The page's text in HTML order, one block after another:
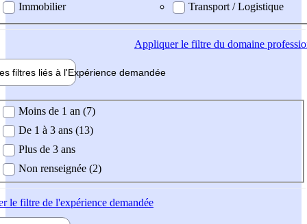
Immobilier
Transport / Logistique
Appliquerle filtre du domaine
filtres liés à l'Expérience demandée
demandée
Moins de 1 an (7)
De 1 à 3 ans (13)
Plus de 3 ans
Non renseignée (2)
le filtre de l'expérience demandée